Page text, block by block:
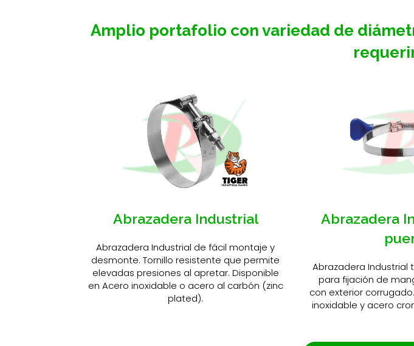
Amplio portafolio con variedad de
Abrazadera Industrial
Abrazadera Industrial de fácil montaje y
desmonte. Tornillo resistente que permite
elevadas presiones al apretar. Disponible
en Acero inoxidable o acero al carbón (zinc
plated).
Abrazadera
Abrazadera
para fijación de
con exterior
inoxidable y acero